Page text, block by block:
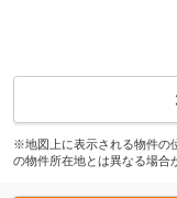
※地図上に表示される物件の
の物件所在地とは異なる場合